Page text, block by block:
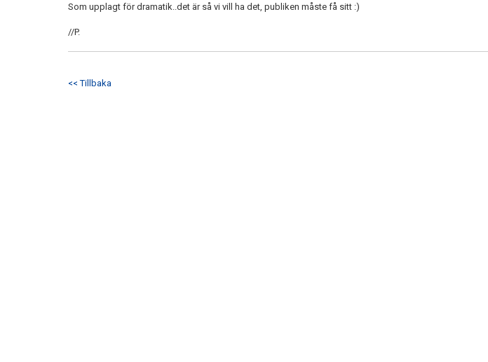
Som upplagt för dramatik..det är så vi vill ha det, publiken måste få sitt :)
//P.
<< Tillbaka